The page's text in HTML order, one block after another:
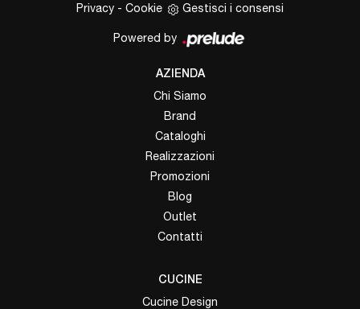
Privacy - Cookie Gestisci i consensi
Powered by
AZIENDA
Chi Siamo
Brand
Cataloghi
Realizzazioni
Promozioni
Blog
Outlet
Contatti
CUCINE
Cucine Design